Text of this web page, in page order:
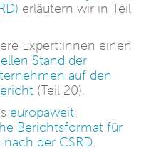
erläutern wir in Teil
Expert:innen einen
Stand der
auf den
(Teil 20).
europaweit
Berichtsformat für
der CSRD.